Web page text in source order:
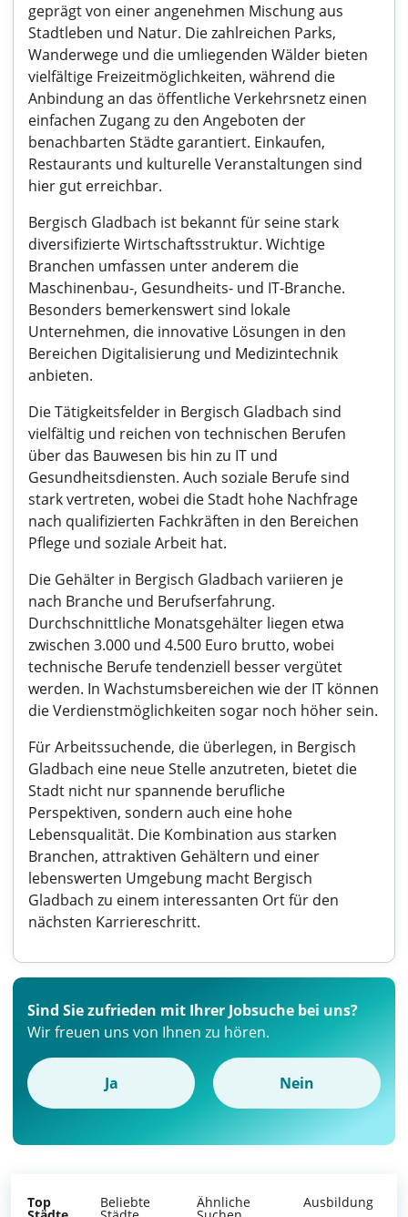
geprägt von einer angenehmen Mischung aus
Stadtleben und Natur. Die zahlreichen Parks,
Wanderwege und die umliegenden Wälder bieten
vielfältige Freizeitmöglichkeiten, während die
Anbindung an das öffentliche Verkehrsnetz einen
einfachen Zugang zu den Angeboten der
benachbarten Städte garantiert. Einkaufen,
Restaurants und kulturelle Veranstaltungen sind
hier gut erreichbar.
Bergisch Gladbach ist bekannt für seine stark
diversifizierte Wirtschaftsstruktur. Wichtige
Branchen umfassen unter anderem die
Maschinenbau-, Gesundheits- und IT-Branche.
Besonders bemerkenswert sind lokale
Unternehmen, die innovative Lösungen in den
Bereichen Digitalisierung und Medizintechnik
anbieten.
Die Tätigkeitsfelder in Bergisch Gladbach sind
vielfältig und reichen von technischen Berufen
über das Bauwesen bis hin zu IT und
Gesundheitsdiensten. Auch soziale Berufe sind
stark vertreten, wobei die Stadt hohe Nachfrage
nach qualifizierten Fachkräften in den Bereichen
Pflege und soziale Arbeit hat.
Die Gehälter in Bergisch Gladbach variieren je
nach Branche und Berufserfahrung.
Durchschnittliche Monatsgehälter liegen etwa
zwischen 3.000 und 4.500 Euro brutto, wobei
technische Berufe tendenziell besser vergütet
werden. In Wachstumsbereichen wie der IT können
die Verdienstmöglichkeiten sogar noch höher sein.
Für Arbeitssuchende, die überlegen, in Bergisch
Gladbach eine neue Stelle anzutreten, bietet die
Stadt nicht nur spannende berufliche
Perspektiven, sondern auch eine hohe
Lebensqualität. Die Kombination aus starken
Branchen, attraktiven Gehältern und einer
lebenswerten Umgebung macht Bergisch
Gladbach zu einem interessanten Ort für den
nächsten Karriereschritt.
Sind Sie zufrieden mit Ihrer Jobsuche bei uns?
Wir freuen uns von Ihnen zu hören.
Ja Nein
Top Beliebte Ähnliche Ausbildung